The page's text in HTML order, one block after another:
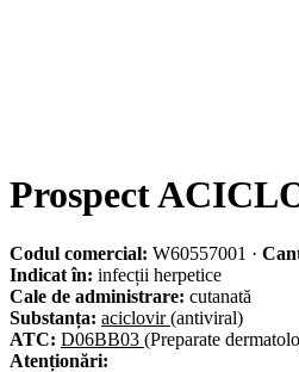
Prospect
Codul comercial: W60557001 ·
Indicat în: infecții herpetice
Cale de administrare: cutanată
Substanța: aciclovir (antiviral)
ATC: D06BB03 (Preparate
Atenționări: